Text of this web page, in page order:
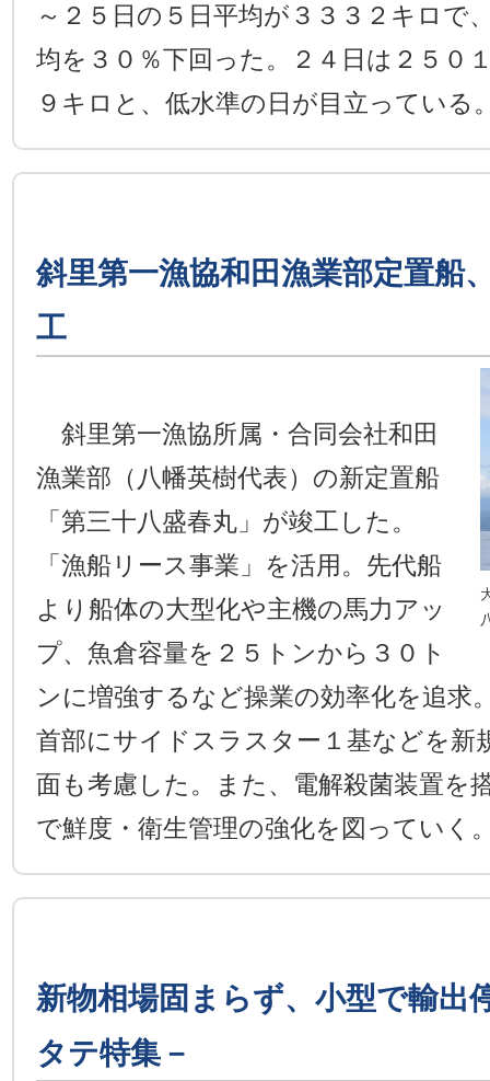
～２５日の５日平均が３３３２キロで
均を３０％下回った。２４日は２５０
９キロと、低水準の日が目立っている
斜里第一漁協和田漁業部定置船
工
斜里第一漁協所属・合同会社和田
漁業部（八幡英樹代表）の新定置船
「第三十八盛春丸」が竣工した。
「漁船リース事業」を活用。先代船
より船体の大型化や主機の馬力アッ
プ、魚倉容量を２５トンから３０ト
ンに増強するなど操業の効率化を追求
首部にサイドスラスター１基などを新
面も考慮した。また、電解殺菌装置を
で鮮度・衛生管理の強化を図っていく
新物相場固まらず、小型で輸出
タテ特集－